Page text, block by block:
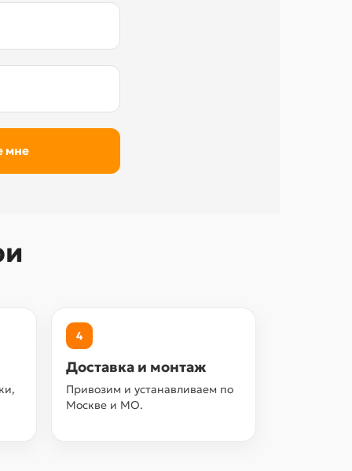
4
Доставка и монтаж
Привозим и устанавливаем по
Москве и МО.